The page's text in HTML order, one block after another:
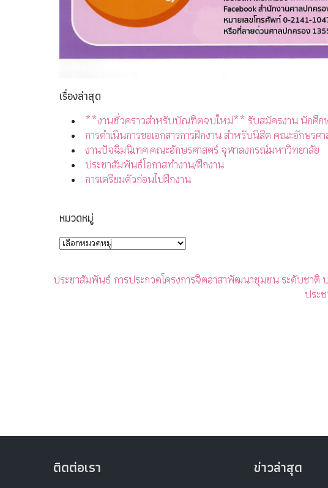
เรื่องล่าสุด
**งานชั่วคราวสำหรับบัณฑิตจบใหม่** รับสมัครงาน นักศึก
การดำเนินการขอเอกสารการฝึกงาน สำหรับนิสิต คณะอักษร
งานปัจฉิมนิเทศ คณะอักษรศาสตร์ จุฬาลงกรณ์มหาวิทยาลัย
ประชาสัมพันธ์โอกาสทำงาน/ฝึกงาน
การเตรียมตัวก่อนไปฝึกงาน
หมวดหมู่
ประชาสัมพันธ์ การประกวดโครงการจิตอาสาพัฒนาชุมชน ระดับชาติ
ประ
ติดต่อเรา ข่าวล่าสุด